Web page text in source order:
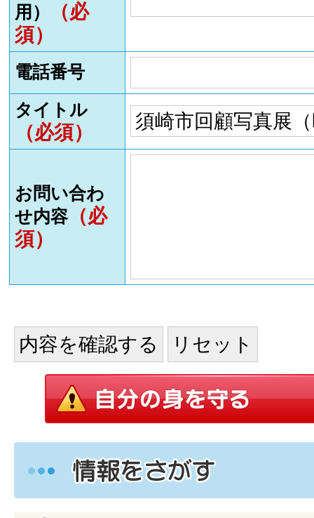
用）
（必
須）
電話番号
タイトル
（必須）
お問い合わ
せ内容（必
須）